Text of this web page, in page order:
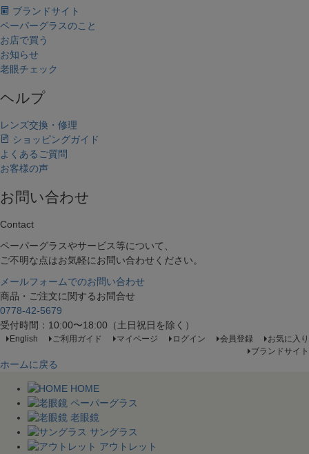
ブランドサイト
ペーパーグラスのこと
お店で買う
お知らせ
老眼チェック
ヘルプ
レンズ交換・修理
ショッピングガイド
よくあるご質問
お客様の声
お問い合わせ
Contact
ペーパーグラスやサービス等について、
ご不明な点はお気軽にお問い合わせください。
メールフォームでのお問い合わせ
商品・ご注文に関するお問合せ
0778-42-5679
受付時間：10:00〜18:00（土日祝日を除く）
English ご利用ガイド マイページ ログイン 会員登録
お気に入り
ブランドサイト
ホームに戻る
HOME
ペーパーグラス
老眼鏡
サングラス
アウトレット
キーワードで探す
ース(空白文字)を入れて検索できます。
例）オーバルのグレーだけ絞り込みたい場合「オーバ
価格帯で絞り込む（税抜価格）
フレームのカタチから探す
オーバル
スクエア
アンダーリム
ボストン
ウェリントン
クラウンパント
ラウンド
バタフライ
ティアドロップ